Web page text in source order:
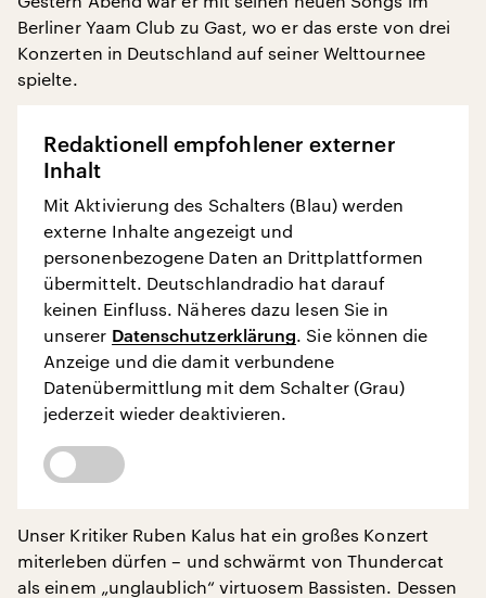
Berliner Yaam Club zu Gast, wo er das erste von drei
Konzerten in Deutschland auf seiner Welttournee
spielte.
Redaktionell empfohlener externer
Inhalt
Mit Aktivierung des Schalters (Blau) werden
externe Inhalte angezeigt und
personenbezogene Daten an Drittplattformen
übermittelt. Deutschlandradio hat darauf
keinen Einfluss. Näheres dazu lesen Sie in
unserer Datenschutzerklärung. Sie können die
Anzeige und die damit verbundene
Datenübermittlung mit dem Schalter (Grau)
jederzeit wieder deaktivieren.
Unser Kritiker Ruben Kalus hat ein großes Konzert
miterleben dürfen – und schwärmt von Thundercat
als einem „unglaublich“ virtuosem Bassisten. Dessen